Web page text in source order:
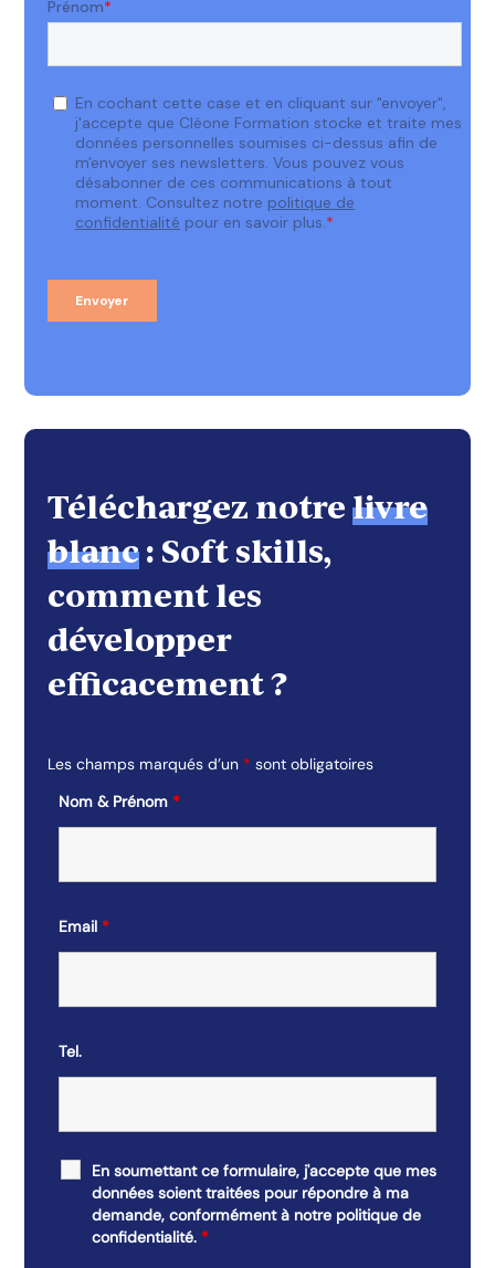
Téléchargez notre livre
blanc: Soft skills,
comment les
développer
efficacement ?
Les champs marqués d’un * sont obligatoires
Nom & Prénom *
Email *
Tel.
En soumettant ce formulaire, j'accepte que mes
données soient traitées pour répondre à ma
demande, conformément à notre politique de
confidentialité. *